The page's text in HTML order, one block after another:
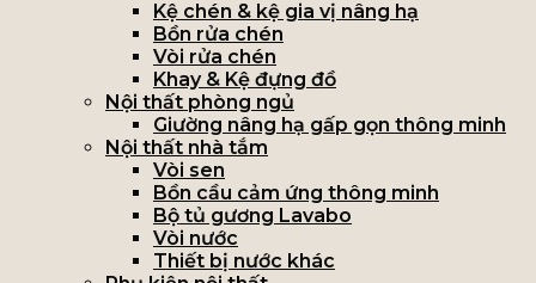
Kệ chén & kệ gia vị nâng hạ
Bồn rửa chén
Vòi rửa chén
Khay & Kệ đựng đồ
Nội thất phòng ngủ
Giường nâng hạ gấp gọn thông minh
Nội thất nhà tắm
Vòi sen
Bồn cầu cảm ứng thông minh
Bộ tủ gương Lavabo
Vòi nước
Thiết bị nước khác